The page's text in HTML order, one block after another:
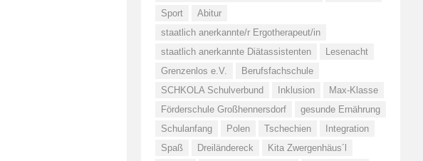
Sport
Abitur
staatlich anerkannte/r Ergotherapeut/in
staatlich anerkannte Diätassistenten
Lesenacht
Grenzenlos e.V.
Berufsfachschule
SCHKOLA Schulverbund
Inklusion
Max-Klasse
Förderschule Großhennersdorf
gesunde Ernährung
Schulanfang
Polen Tschechien
Integration
Spaß
Dreiländereck
Kita Zwergenhäus´l